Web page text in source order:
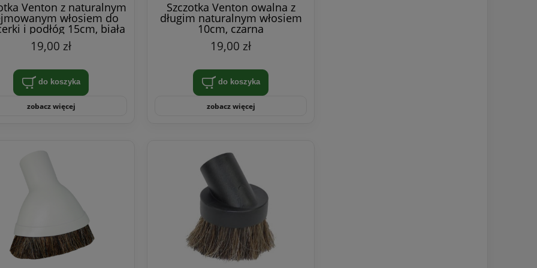
Venton z naturalnym
włosiem do
i podłóg 15cm, biała
19,00 zł
do koszyka
zobacz więcej
Szczotka Venton owalna z
długim naturalnym włosiem
10cm, czarna
19,00 zł
do koszyka
zobacz więcej